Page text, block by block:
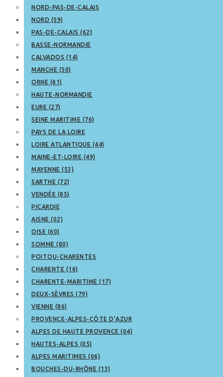
NORD-PAS-DE-CALAIS
NORD (59)
PAS-DE-CALAIS (62)
BASSE-NORMANDIE
CALVADOS (14)
MANCHE (50)
ORNE (61)
HAUTE-NORMANDIE
EURE (27)
SEINE MARITIME (76)
PAYS DE LA LOIRE
LOIRE ATLANTIQUE (44)
MAINE-ET-LOIRE (49)
MAYENNE (53)
SARTHE (72)
VENDÉE (85)
PICARDIE
AISNE (02)
OISE (60)
SOMME (80)
POITOU-CHARENTES
CHARENTE (16)
CHARENTE-MARITIME (17)
DEUX-SÈVRES (79)
VIENNE (86)
PROVENCE-ALPES-CÔTE D’AZUR
ALPES DE HAUTE PROVENCE (04)
HAUTES-ALPES (05)
ALPES MARITIMES (06)
BOUCHES-DU-RHÔNE (13)